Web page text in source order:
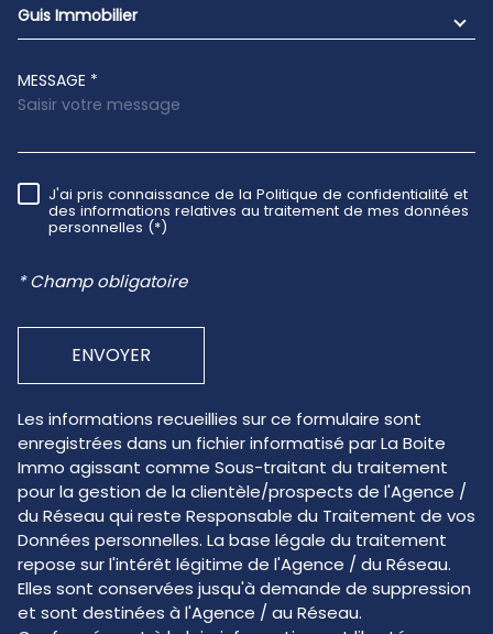
Guis Immobilier
MESSAGE *
RÈGLEMENTATION
J'ai pris connaissance de la Politique de confidentialité et
des informations relatives au traitement de mes données
personnelles (*)
* Champ obligatoire
ENVOYER
Les informations recueillies sur ce formulaire sont
enregistrées dans un fichier informatisé par La Boite
Immo agissant comme Sous-traitant du traitement
pour la gestion de la clientèle/prospects de l'Agence /
du Réseau qui reste Responsable du Traitement de vos
Données personnelles. La base légale du traitement
repose sur l'intérêt légitime de l'Agence / du Réseau.
Elles sont conservées jusqu'à demande de suppression
et sont destinées à l'Agence / au Réseau.